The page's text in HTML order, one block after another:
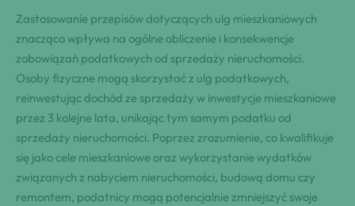
Zastosowanie przepisów dotyczących ulg mieszkaniowych
znacząco wpływa na ogólne obliczenie i konsekwencje
zobowiązań podatkowych od sprzedaży nieruchomości.
Osoby fizyczne mogą skorzystać z ulg podatkowych,
reinwestując dochód ze sprzedaży w inwestycje mieszkaniowe
przez 3 kolejne lata, unikając tym samym podatku od
sprzedaży nieruchomości. Poprzez zrozumienie, co kwalifikuje
się jako cele mieszkaniowe oraz wykorzystanie wydatków
związanych z nabyciem nieruchomości, budową domu czy
remontem, podatnicy mogą potencjalnie zmniejszyć swoje